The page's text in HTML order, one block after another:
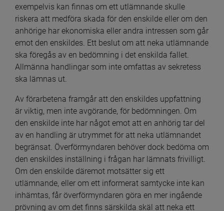
exempelvis kan finnas om ett utlämnande skulle
riskera att medföra skada för den enskilde eller om den
anhörige har ekonomiska eller andra intressen som går
emot den enskildes. Ett beslut om att neka utlämnande
ska föregås av en bedömning i det enskilda fallet.
Allmänna handlingar som inte omfattas av sekretess
ska lämnas ut.
Av förarbetena framgår att den enskildes uppfattning
är viktig, men inte avgörande, för bedömningen. Om
den enskilde inte har något emot att en anhörig tar del
av en handling är utrymmet för att neka utlämnandet
begränsat. Överförmyndaren behöver dock bedöma om
den enskildes inställning i frågan har lämnats frivilligt.
Om den enskilde däremot motsätter sig ett
utlämnande, eller om ett informerat samtycke inte kan
inhämtas, får överförmyndaren göra en mer ingående
prövning av om det finns särskilda skäl att neka ett